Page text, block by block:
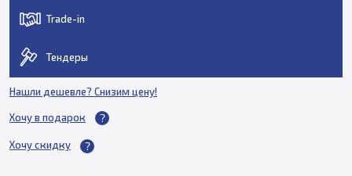
Trade-in
Тендеры
Нашли дешевле? Снизим цену!
Хочу в подарок
Хочу скидку